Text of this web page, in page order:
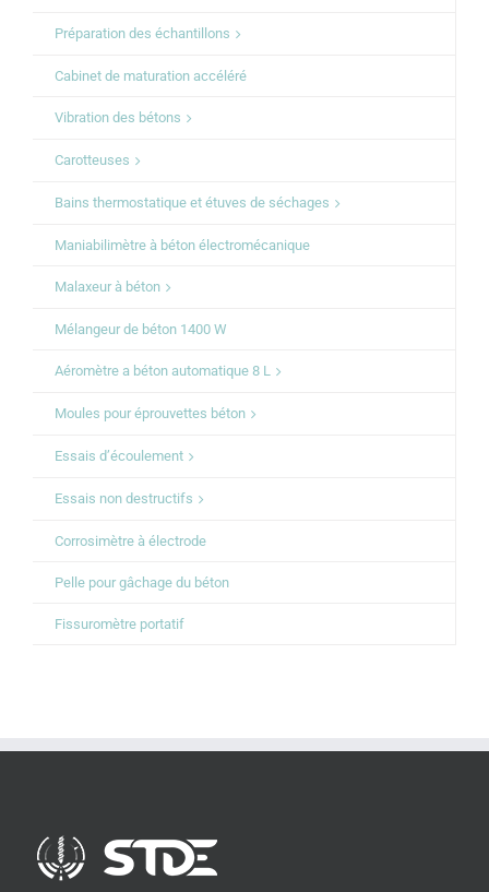
Préparation des échantillons
Cabinet de maturation accéléré
Vibration des bétons
Carotteuses
Bains thermostatique et étuves de séchages
Maniabilimètre à béton électromécanique
Malaxeur à béton
Mélangeur de béton 1400 W
Aéromètre a béton automatique 8 L
Moules pour éprouvettes béton
Essais d’écoulement
Essais non destructifs
Corrosimètre à électrode
Pelle pour gâchage du béton
Fissuromètre portatif